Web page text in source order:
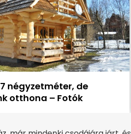
négyzetméter, de
otthona – Fotók